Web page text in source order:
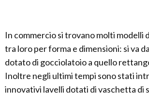
In commercio si trovano molti modelli
tra loro per forma e dimensioni: si va
dotato di gocciolatoio a quello
Inoltre negli ultimi tempi sono stati
innovativi lavelli dotati di vaschetta di